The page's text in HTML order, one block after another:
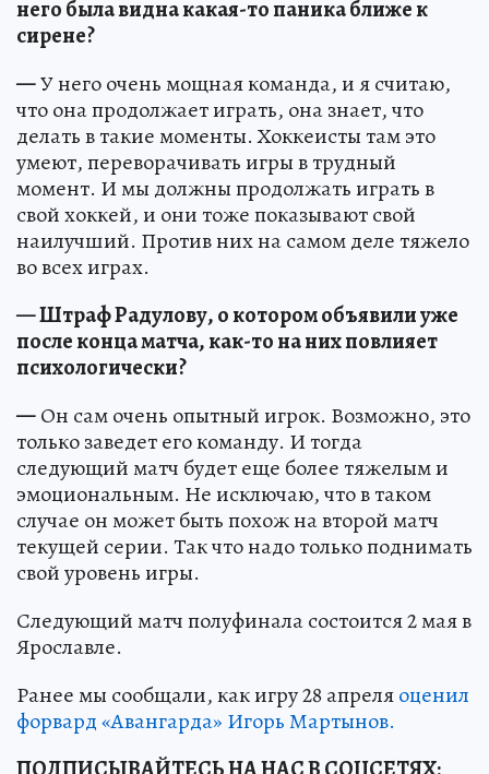
него была видна какая-то паника ближе к
сирене?
—У него очень мощная команда, и я считаю,
что она продолжает играть, она знает, что
делать в такие моменты. Хоккеисты там это
умеют, переворачивать игры в трудный
момент. И мы должны продолжать играть в
свой хоккей, и они тоже показывают свой
наилучший. Против них на самом деле тяжело
во всех играх.
— Штраф Радулову, о котором объявили уже
после конца матча, как-то на них повлияет
психологически?
—Он сам очень опытный игрок. Возможно, это
только заведет его команду. И тогда
следующий матч будет еще более тяжелым и
эмоциональным. Не исключаю, что в таком
случае он может быть похож на второй матч
текущей серии. Так что надо только поднимать
свой уровень игры.
Следующий матч полуфинала состоится 2 мая в
Ярославле.
Ранее мы сообщали, как игру 28 апреляоценил
форвард «Авангарда» Игорь Мартынов.